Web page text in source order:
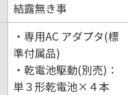
結露無き事
・専用AC アダプタ(標
準付属品)
・乾電池駆動(別売)：
単３形乾電池×４本